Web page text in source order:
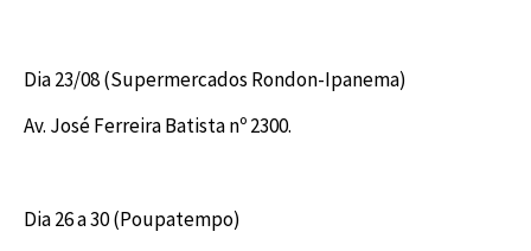
Dia 23/08 (Supermercados Rondon-Ipanema)
Av. José Ferreira Batista nº 2300.
Dia 26 a 30 (Poupatempo)